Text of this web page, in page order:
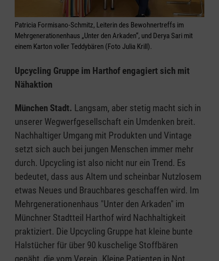
Patricia Formisano-Schmitz, Leiterin des Bewohnertreffs im
Mehrgenerationenhaus „Unter den Arkaden“, und Derya Sari mit
einem Karton voller Teddybären (Foto Julia Krill).
Upcycling Gruppe im Harthof engagiert sich mit
Nähaktion
München Stadt. Langsam, aber stetig macht sich in
unserer Wegwerfgesellschaft ein Umdenken breit.
Nachhaltiger Umgang mit Produkten und Vintage
setzt sich auch bei jungen Menschen immer mehr
durch. Upcycling ist also nicht nur ein Trend. Es
bedeutet, dass aus Altem und scheinbar Nutzlosem
etwas Neues und Brauchbares geschaffen wird. Im
Mehrgenerationenhaus "Unter den Arkaden" im
Münchner Stadtteil Harthof wird Nachhaltigkeit
praktiziert. Die Upcycling Gruppe hat kleine bunte
Halstücher für über 90 kuschelige Stoffbären